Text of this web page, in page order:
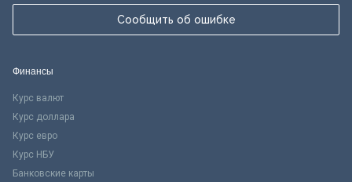
Сообщить об ошибке
Финансы
Курс валют
Курс доллара
Курс евро
Курс НБУ
Банковские карты